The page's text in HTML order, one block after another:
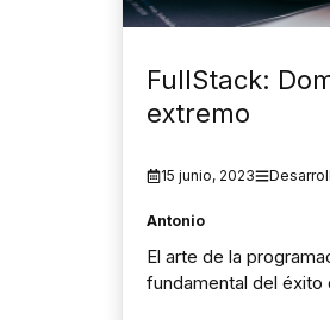
FullStack:
extremo
15 junio, 2023
Antonio
El arte de la
fundamental del